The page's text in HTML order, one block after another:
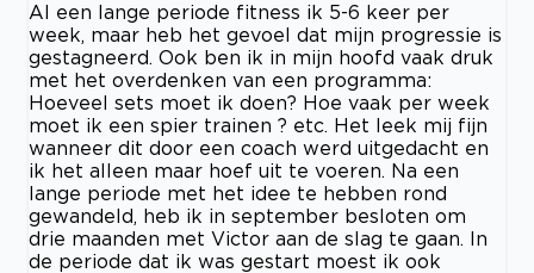
Al een lange periode fitness ik 5-6 keer per
week, maar heb het gevoel dat mijn progressie is
gestagneerd. Ook ben ik in mijn hoofd vaak druk
met het overdenken van een programma:
Hoeveel sets moet ik doen? Hoe vaak per week
moet ik een spier trainen ? etc. Het leek mij fijn
wanneer dit door een coach werd uitgedacht en
ik het alleen maar hoef uit te voeren. Na een
lange periode met het idee te hebben rond
gewandeld, heb ik in september besloten om
drie maanden met Victor aan de slag te gaan. In
de periode dat ik was gestart moest ik ook